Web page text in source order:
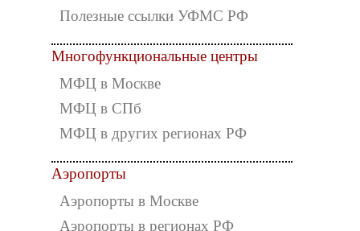
Полезные ссылки УФМС РФ
Многофункциональные центры
МФЦ в Москве
МФЦ в СПб
МФЦ в других регионах РФ
Аэропорты
Аэропорты в Москве
Аэропорты в регионах РФ